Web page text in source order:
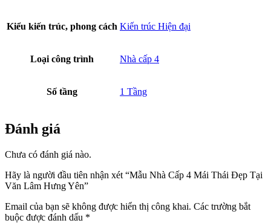
Kiểu kiến trúc, phong cách Kiến trúc Hiện đại
Loại công trình Nhà cấp 4
Số tầng 1 Tầng
Đánh giá
Chưa có đánh giá nào.
Hãy là người đầu tiên nhận xét “Mẫu Nhà Cấp 4 Mái Thái Đẹp Tại
Văn Lâm Hưng Yên”
Email của bạn sẽ không được hiển thị công khai. Các trường bắt
buộc được đánh dấu *